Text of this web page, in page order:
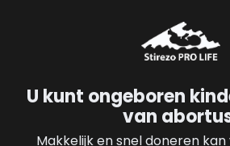
U kunt ongeboren
van
Makkelijk en snel doneren kan